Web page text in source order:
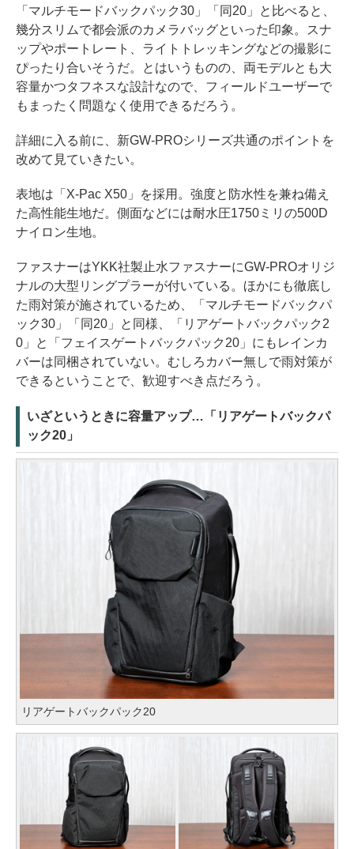
「マルチモードバックパック30」「同20」と比べると、
幾分スリムで都会派のカメラバッグといった印象。スナ
ップやポートレート、ライトトレッキングなどの撮影に
ぴったり合いそうだ。とはいうものの、両モデルとも大
容量かつタフネスな設計なので、フィールドユーザーで
もまったく問題なく使用できるだろう。
詳細に入る前に、新GW-PROシリーズ共通のポイントを
改めて見ていきたい。
表地は「X-Pac X50」を採用。強度と防水性を兼ね備え
た高性能生地だ。側面などには耐水圧1750ミリの500D
ナイロン生地。
ファスナーはYKK社製止水ファスナーにGW-PROオリジ
ナルの大型リングプラーが付いている。ほかにも徹底し
た雨対策が施されているため、「マルチモードバックパ
ック30」「同20」と同様、「リアゲートバックパック2
0」と「フェイスゲートバックパック20」にもレインカ
バーは同梱されていない。むしろカバー無しで雨対策が
できるということで、歓迎すべき点だろう。
いざというときに容量アップ…「リアゲートバックパ
ック20」
リアゲートバックパック20